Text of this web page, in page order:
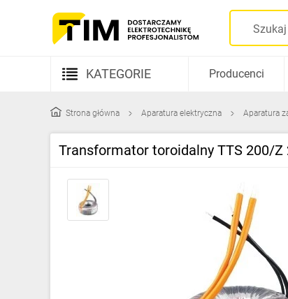
KATEGORIE
Kable i przewody
Elementy prowadzenia kabli
Fotowoltaika
Producenci
Strona główna Aparatura elektryczna Aparatura
Transformator toroidalny TTS 200/Z